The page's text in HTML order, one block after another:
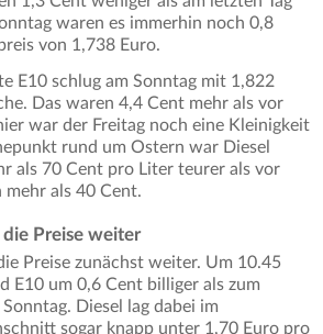
waren es immerhin noch 0,8
von 1,738 Euro.
E10 schlug am Sonntag mit 1,822
Das waren 4,4 Cent mehr als vor
war der Freitag noch eine Kleinigkeit
rund um Ostern war Diesel
als 70 Cent pro Liter teurer als vor
mehr als 40 Cent.
Preise weiter
Preise zunächst weiter. Um 10.45
E10 um 0,6 Cent billiger als zum
Diesel lag dabei im
sogar knapp unter 1,70 Euro pro